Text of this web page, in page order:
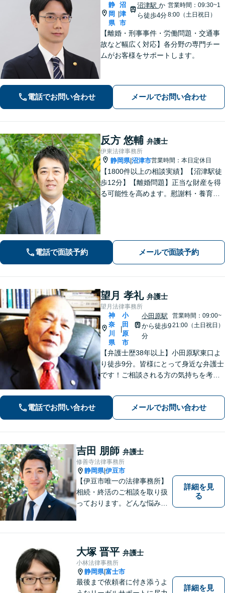
静
岡
県
|
沼
津
市
沼津駅か
ら徒歩4分
営業時間：09:30~1
8:00（土日祝日）
【離婚・刑事事件・労働問題・交通事
故など幅広く対応】各分野の専門チー
ムがお客様をサポートします。
電話でお問い合わせ メールでお問い合わせ
反方 悠輔 弁護士
伊東法律事務所
静岡県|沼津市営業時間：本日定休日
【1800件以上の相談実績】【沼津駅徒
歩12分】【離婚問題】正当な財産を得
る可能性を高めます。慰謝料・養育費
電話で面談予約 メールで面談予約
望月 孝礼 弁護士
望月法律事務所
神
奈
川
県
小
田
原
市
小田原駅
から徒歩9
分
営業時間：09:00~
21:00（土日祝日）
【弁護士歴38年以上】小田原駅東口よ
り徒歩9分。皆様にとって身近な弁護士
です！ご相談される方の気持ちを考え
して頼んで良かったと思われる、そう
いう弁護士でいようと日々努めていま
す。 まずはご相談ください。
電話でお問い合わせ メールでお問い合わせ
吉田 朋師 弁護士
修善寺法律事務所
静岡県|伊豆市
【伊豆市唯一の法律事務所】
相続・終活のご相談を取り扱
っております。どんな悩みや
とを心がけています。 ご移動
が困難な方については、病院
や施設などへの訪問相談も対
応。 まずはご相談ください。
【駐車場有】
詳細を見
る
大塚 晋平 弁護士
小林法律事務所
静岡県|富士市
最後まで依頼者に付き添うよ
詳細を見